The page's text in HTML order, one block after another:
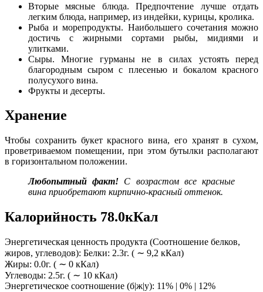
Вторые мясные блюда. Предпочтение лучше отдать
легким блюда, например, из индейки, курицы, кролика.
Рыба и морепродукты. Наибольшего сочетания можно
достичь с жирными сортами рыбы, мидиями и
улитками.
Сыры. Многие гурманы не в силах устоять перед
благородным сыром с плесенью и бокалом красного
полусухого вина.
Фрукты и десерты.
Хранение
Чтобы сохранить букет красного вина, его хранят в сухом,
проветриваемом помещении, при этом бутылки располагают
в горизонтальном положении.
Любопытныйфакт! С возрастом все красные
вина приобретают кирпично-красный оттенок.
Калорийность 78.0кКал
Энергетическая ценность продукта (Соотношение белков,
жиров, углеводов): Белки: 2.3г. ( ∼ 9,2 кКал)
Жиры: 0.0г. ( ∼ 0 кКал)
Углеводы: 2.5г. ( ∼ 10 кКал)
Энергетическое соотношение (б|ж|у): 11% | 0% | 12%